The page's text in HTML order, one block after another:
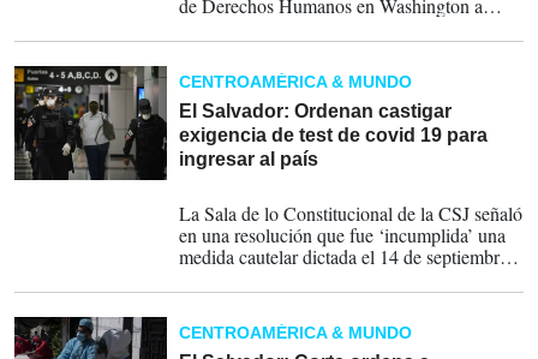
de Derechos Humanos en Washington a
violación a los derechos humanos; este
domingo se concretó el despido
CENTROAMÉRICA & MUNDO
El Salvador: Ordenan castigar
exigencia de test de covid 19 para
ingresar al país
La Sala de lo Constitucional de la CSJ señaló
en una resolución que fue ‘incumplida’ una
medida cautelar dictada el 14 de septiembre,
prueba del covid-19 a salvadoreños y
extranjeros residentes que quieran ingresar al
país.
CENTROAMÉRICA & MUNDO